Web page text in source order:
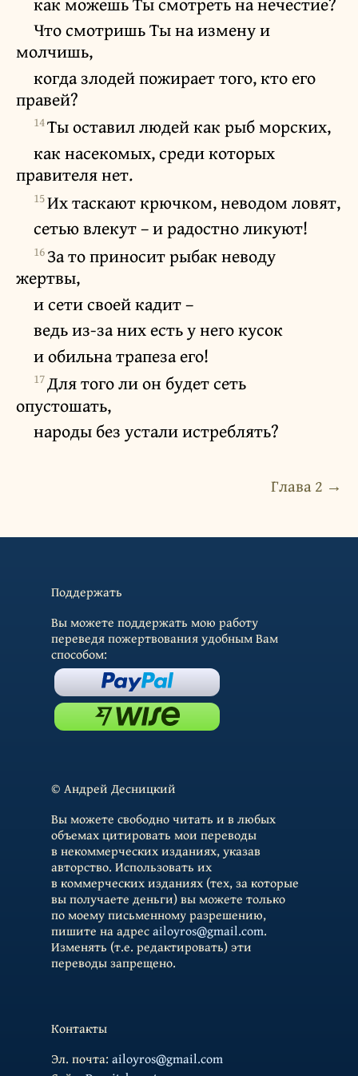
Что смотришь Ты на измену и
молчишь,
когда злодей пожирает того, кто его
правей?
14Ты оставил людей как рыб морских,
как насекомых, среди которых
правителя нет.
15Их таскают крючком, неводом ловят,
сетью влекут – и радостно ликуют!
16За то приносит рыбак неводу
жертвы,
и сети своей кадит –
ведь из-за них есть у него кусок
и обильна трапеза его!
17Для того ли он будет сеть
опустошать,
народы без устали истреблять?
Глава 2 →
Поддержать
Вы можете поддержать мою работу
переведя пожертвования удобным Вам
способом:
© Андрей Десницкий
Вы можете свободно читать и в любых
объемах цитировать мои переводы
в некоммерческих изданиях, указав
авторство. Использовать их
в коммерческих изданиях (тех, за которые
вы получаете деньги) вы можете только
по моему письменному разрешению,
пишите на адресailoyros@gmail.com.
Изменять (т.е. редактировать) эти
переводы запрещено.
Контакты
Эл. почта: ailoyros@gmail.com